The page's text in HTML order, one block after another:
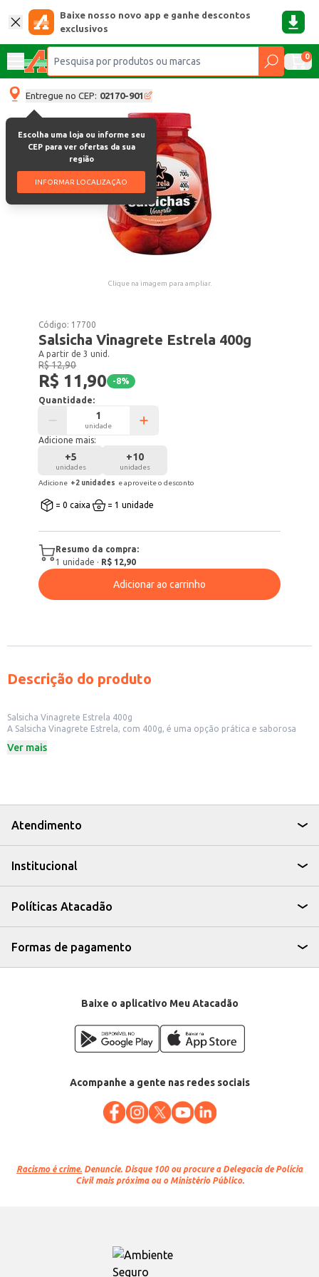
Baixe nosso novo app e ganhe descontos
exclusivos
0
Entregue no CEP: 02170-901
Escolha uma loja ou informe seu
CEP para ver ofertas da sua
região
INFORMAR LOCALIZAÇÃO
Clique na imagem para ampliar.
Código: 17700
Salsicha Vinagrete Estrela 400g
A partir de 3 unid.
R$ 12,90
R$ 11,90 -8%
Quantidade:
unidade
Adicione mais:
+5
unidades
+10
unidades
Adicione +2 unidades e aproveite o desconto
= 0 caixa = 1 unidade
Resumo da compra:
1 unidade · R$ 12,90
Adicionar ao carrinho
Descrição do produto
Salsicha Vinagrete Estrela 400g
A Salsicha Vinagrete Estrela, com 400g, é uma opção prática e saborosa
rápidos, como cachorros-quentes, ou para adicionar a receitas como
Excelente para incrementar a receita de macarrão com salsicha.
Ideal para quem busca praticidade no dia a dia, sem abrir mão do sabor.
A Salsicha Vinagrete Estrela é uma escolha que combina sabor e
Ver mais
Atendimento
Institucional
Políticas Atacadão
Formas de pagamento
Baixe o aplicativo Meu Atacadão
Acompanhe a gente nas redes sociais
Racismo é crime. Denuncie. Disque 100 ou procure a Delegacia de Polícia
Civil mais próxima ou o Ministério Público.